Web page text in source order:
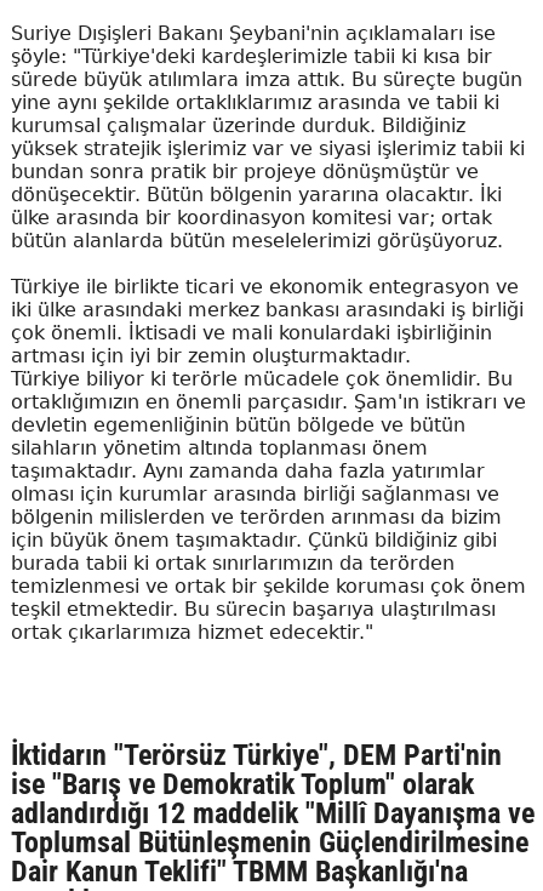
Suriye Dışişleri Bakanı Şeybani'nin açıklamaları ise
şöyle: "Türkiye'deki kardeşlerimizle tabii ki kısa bir
sürede büyük atılımlara imza attık. Bu süreçte bugün
yine aynı şekilde ortaklıklarımız arasında ve tabii ki
kurumsal çalışmalar üzerinde durduk. Bildiğiniz
yüksek stratejik işlerimiz var ve siyasi işlerimiz tabii ki
bundan sonra pratik bir projeye dönüşmüştür ve
dönüşecektir. Bütün bölgenin yararına olacaktır. İki
ülke arasında bir koordinasyon komitesi var; ortak
bütün alanlarda bütün meselelerimizi görüşüyoruz.
Türkiye ile birlikte ticari ve ekonomik entegrasyon ve
iki ülke arasındaki merkez bankası arasındaki iş birliği
çok önemli. İktisadi ve mali konulardaki işbirliğinin
artması için iyi bir zemin oluşturmaktadır.
Türkiye biliyor ki terörle mücadele çok önemlidir. Bu
ortaklığımızın en önemli parçasıdır. Şam'ın istikrarı ve
devletin egemenliğinin bütün bölgede ve bütün
silahların yönetim altında toplanması önem
taşımaktadır. Aynı zamanda daha fazla yatırımlar
olması için kurumlar arasında birliği sağlanması ve
bölgenin milislerden ve terörden arınması da bizim
için büyük önem taşımaktadır. Çünkü bildiğiniz gibi
burada tabii ki ortak sınırlarımızın da terörden
temizlenmesi ve ortak bir şekilde koruması çok önem
teşkil etmektedir. Bu sürecin başarıya ulaştırılması
ortak çıkarlarımıza hizmet edecektir."
İktidarın "Terörsüz Türkiye", DEM Parti'nin
ise "Barış ve Demokratik Toplum" olarak
adlandırdığı 12 maddelik "Millî Dayanışma ve
Toplumsal Bütünleşmenin Güçlendirilmesine
Dair Kanun Teklifi" TBMM Başkanlığı'na